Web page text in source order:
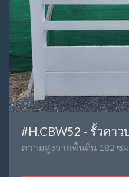
#H.CBW52 - รั้วคา
ความสูงจากพื้นดิน 182 ซม